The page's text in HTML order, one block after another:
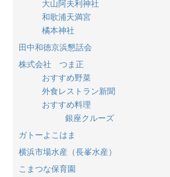
大山阿夫利神社
和歌浦天満宮
橘本神社
田中和徳京浜懇話会
株式会社 つま正
おすすめ野菜
外食レストラン新聞
おすすめ料理
銀座クルーズ
ガトーよこはま
横浜市場水産（長峯水産）
こまつな保育園